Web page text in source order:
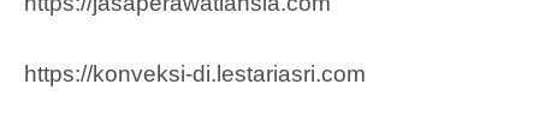
https://konveksi-di.lestariasri.com